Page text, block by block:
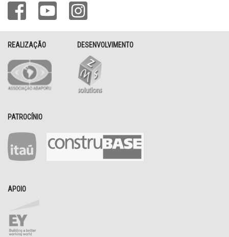
REALIZAÇÃO DESENVOLVIMENTO
PATROCÍNIO
APOIO